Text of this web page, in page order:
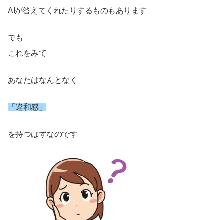
AIが答えてくれたりするものもあります
でも
これをみて
あなたはなんとなく
「違和感」
を持つはずなのです